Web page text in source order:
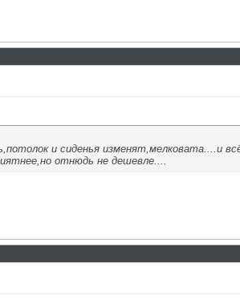
и сиденья изменят,мелковата....и
отнюдь не дешевле....